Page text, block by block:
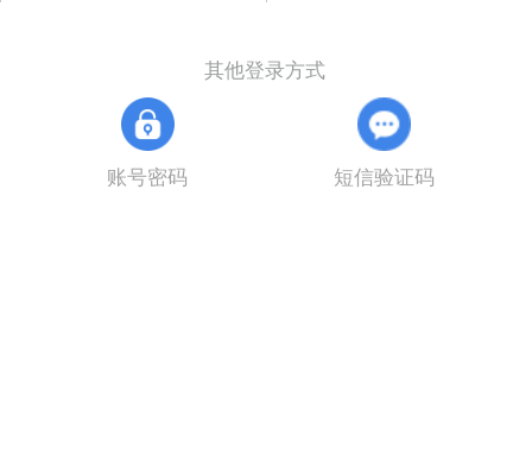
其他登录方式
账号密码 短信验证码